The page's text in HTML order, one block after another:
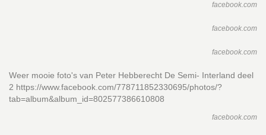
facebook.com
facebook.com
facebook.com
Weer mooie foto's van Peter Hebberecht De Semi- Interland deel
2 https://www.facebook.com/778711852330695/photos/?
tab=album&album_id=802577386610808
facebook.com